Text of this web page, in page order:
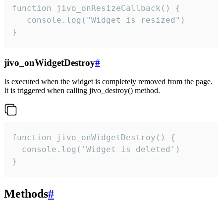
function jivo_onResizeCallback() {
   console.log("Widget is resized")
}
jivo_onWidgetDestroy#
Is executed when the widget is completely removed from the page.
It is triggered when calling jivo_destroy() method.
function jivo_onWidgetDestroy() {
  console.log('Widget is deleted')
}
Methods#